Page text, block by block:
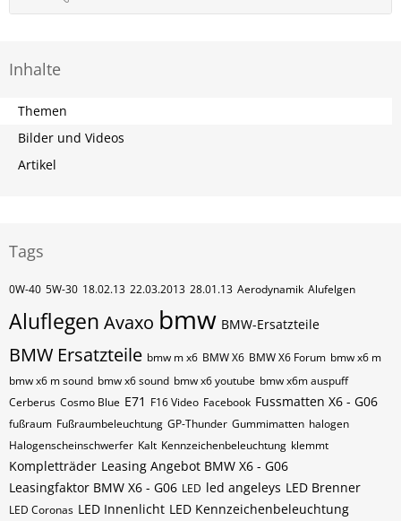
Inhalte
Themen
Bilder und Videos
Artikel
Tags
0W-40 5W-30 18.02.13 22.03.2013 28.01.13 Aerodynamik Alufelgen
Aluflegen Avaxo bmw BMW-Ersatzteile
BMW Ersatzteile bmw m x6 BMW X6 BMW X6 Forum bmw x6 m
bmw x6 m sound bmw x6 sound bmw x6 youtube bmw x6m auspuff
Cerberus Cosmo Blue E71 F16 Video Facebook Fussmatten X6 - G06
fußraum Fußraumbeleuchtung GP-Thunder Gummimatten halogen
Halogenscheinschwerfer Kalt Kennzeichenbeleuchtung klemmt
Kompletträder Leasing Angebot BMW X6 - G06
Leasingfaktor BMW X6 - G06 LED led angeleys LED Brenner
LED Coronas LED Innenlicht LED Kennzeichenbeleuchtung